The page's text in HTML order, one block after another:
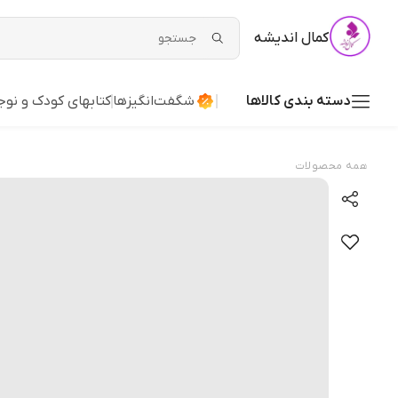
کمال اندیشه
دسته بندی کالاها شگفت‌انگیزهاکتابهای کودک و
همه محصولات